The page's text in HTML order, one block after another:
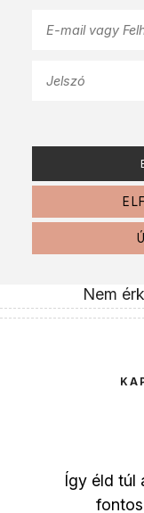
Nem
Így éld túl